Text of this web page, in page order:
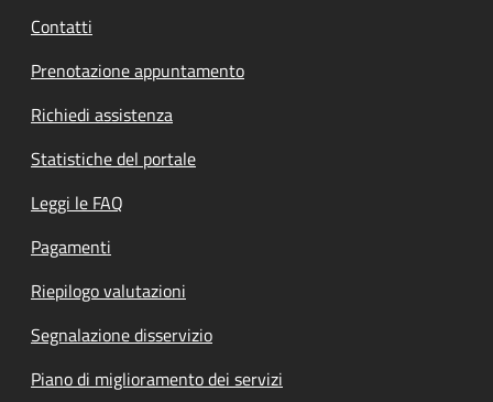
Contatti
Prenotazione appuntamento
Richiedi assistenza
Statistiche del portale
Leggi le FAQ
Pagamenti
Riepilogo valutazioni
Segnalazione disservizio
Piano di miglioramento dei servizi